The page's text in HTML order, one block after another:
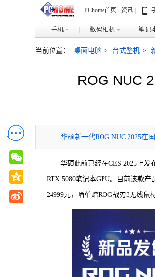
PChome首页 资讯
手机 数码相机 笔记
当前位置： 桌面电脑 > 台式整机 >
ROG NUC
华硕新一代ROG NUC 2025在
华硕此前已经在CES 2025上发
RTX 5080笔记本GPU。目前该款
24999元，晒单赠ROG战刃3无线鼠标